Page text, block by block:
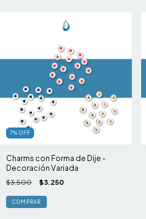
7% OFF
Charms con Forma de Dije -
Decoración Variada
$3.500 $3.250
COMPRAR